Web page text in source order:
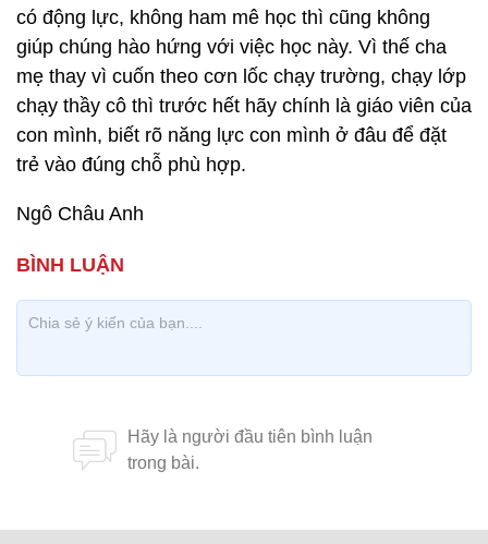
có động lực, không ham mê học thì cũng không
giúp chúng hào hứng với việc học này. Vì thế cha
mẹ thay vì cuốn theo cơn lốc chạy trường, chạy lớp
chạy thầy cô thì trước hết hãy chính là giáo viên của
con mình, biết rõ năng lực con mình ở đâu để đặt
trẻ vào đúng chỗ phù hợp.
Ngô Châu Anh